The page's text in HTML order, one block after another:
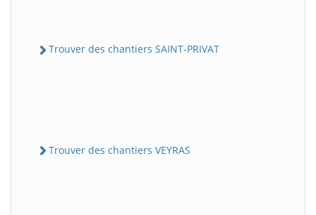
Trouver des chantiers SAINT-PRIVAT
Trouver des chantiers VEYRAS